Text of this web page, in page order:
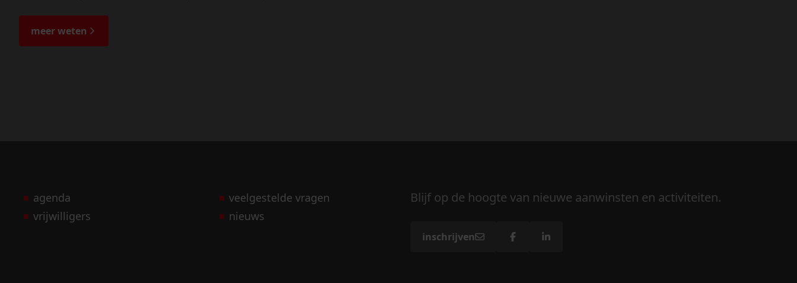
meer weten
agenda
vrijwilligers
veelgestelde vragen
nieuws
Blijf op de hoogte van nieuwe aanwinsten en activiteiten.
inschrijven